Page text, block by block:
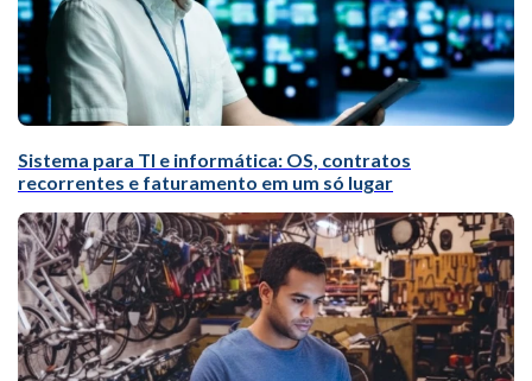
Sistema para TI e informática: OS, contratos
recorrentes e faturamento em um só lugar